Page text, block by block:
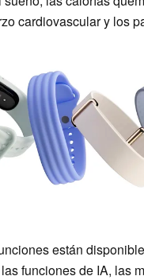
cardiovascular y los
están
funciones de IA, las